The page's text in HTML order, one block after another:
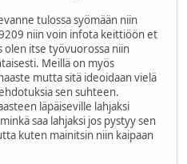
tulossa syömään niin
niin voin infota keittiöön et
olen itse työvuorossa niin
Meillä on myös
mutta sitä ideoidaan vielä
sen suhteen.
läpäiseville lahjaksi
saa lahjaksi jos pystyy sen
kuten mainitsin niin kaipaan